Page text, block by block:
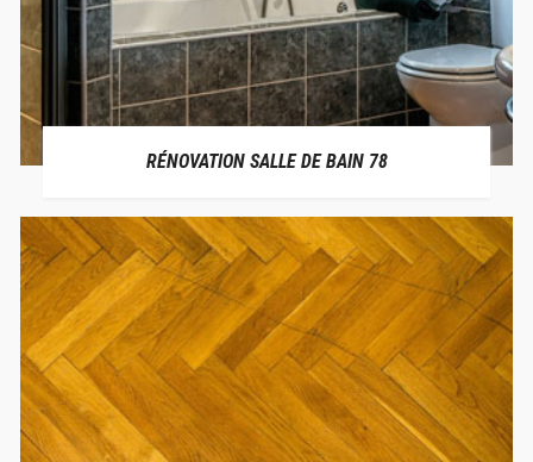
RÉNOVATION SALLE DE BAIN 78